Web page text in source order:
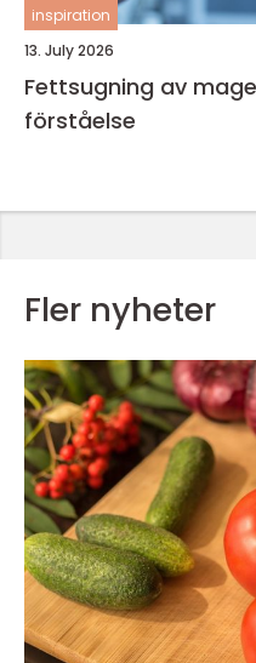
inspiration
13. July 2026
Fettsugning av
förståelse
Fler nyheter